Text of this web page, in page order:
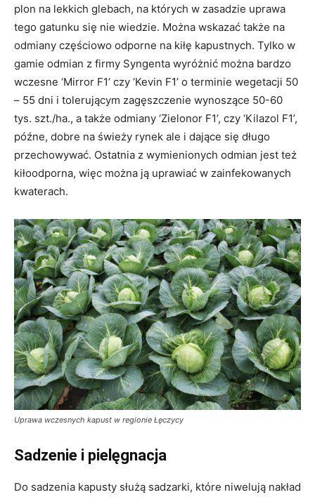
plon na lekkich glebach, na których w zasadzie uprawa
tego gatunku się nie wiedzie. Można wskazać także na
odmiany częściowo odporne na kiłę kapustnych. Tylko w
gamie odmian z firmy Syngenta wyróżnić można bardzo
wczesne ‘Mirror F1’ czy ‘Kevin F1’ o terminie wegetacji 50
– 55 dni i tolerującym zagęszczenie wynoszące 50-60
tys. szt./ha., a także odmiany ‘Zielonor F1’, czy ‘Kilazol F1’,
późne, dobre na świeży rynek ale i dające się długo
przechowywać. Ostatnia z wymienionych odmian jest też
kiłoodporna, więc można ją uprawiać w zainfekowanych
kwaterach.
Uprawa wczesnych kapust w regionie Łęczycy
Sadzenie i pielęgnacja
Do sadzenia kapusty służą sadzarki, które niwelują nakład